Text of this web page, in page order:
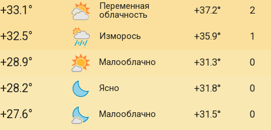
+33.1
Переменная
облачность
+37.2 2
+32.5 Изморось +35.9 1
+28.9 Малооблачно +31.3 0
+28.2 Ясно +31.8 0
+27.6 Малооблачно +31.5 0